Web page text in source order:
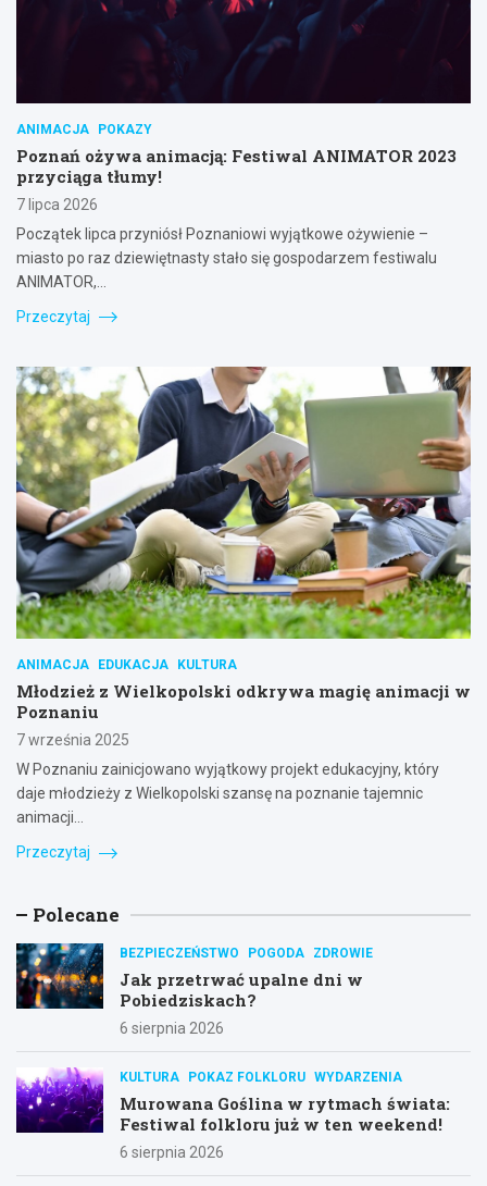
ANIMACJA POKAZY
Poznań ożywa animacją: Festiwal ANIMATOR 2023
przyciąga tłumy!
7 lipca 2026
Początek lipca przyniósł Poznaniowi wyjątkowe ożywienie –
miasto po raz dziewiętnasty stało się gospodarzem festiwalu
ANIMATOR,…
Przeczytaj
ANIMACJA EDUKACJA KULTURA
Młodzież z Wielkopolski odkrywa magię animacji w
Poznaniu
7 września 2025
W Poznaniu zainicjowano wyjątkowy projekt edukacyjny, który
daje młodzieży z Wielkopolski szansę na poznanie tajemnic
animacji…
Przeczytaj
Polecane
BEZPIECZEŃSTWO POGODA ZDROWIE
Jak przetrwać upalne dni w
Pobiedziskach?
6 sierpnia 2026
KULTURA POKAZ FOLKLORU WYDARZENIA
Murowana Goślina w rytmach świata:
Festiwal folkloru już w ten weekend!
6 sierpnia 2026